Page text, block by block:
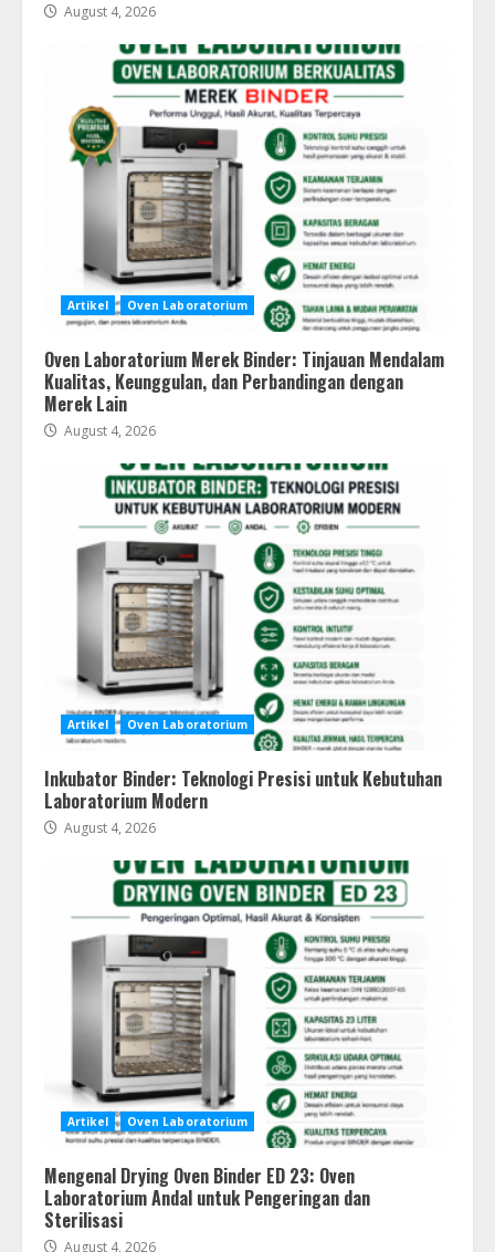
August 4, 2026
Artikel Oven Laboratorium
Oven Laboratorium Merek Binder: Tinjauan Mendalam
Kualitas, Keunggulan, dan Perbandingan dengan
Merek Lain
August 4, 2026
Artikel Oven Laboratorium
Inkubator Binder: Teknologi Presisi untuk Kebutuhan
Laboratorium Modern
August 4, 2026
Artikel Oven Laboratorium
Mengenal Drying Oven Binder ED 23: Oven
Laboratorium Andal untuk Pengeringan dan
Sterilisasi
August 4, 2026